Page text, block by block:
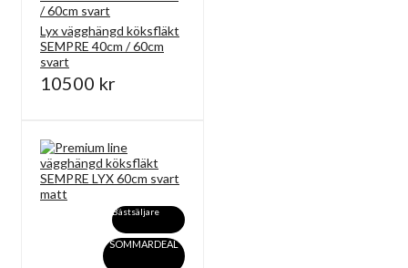
Lyx vägghängd köksfläkt
SEMPRE 40cm / 60cm
svart
10500 kr
Bästsäljare
SOMMARDEAL